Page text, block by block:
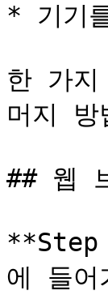
* 기기
한 가
머지 방
## 웹
**Step
에 들